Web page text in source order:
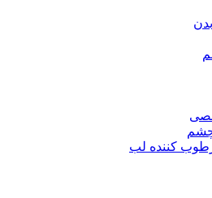
کننده لب